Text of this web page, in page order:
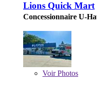
Lions Quick Mart
Concessionnaire U-
VoirPhotos